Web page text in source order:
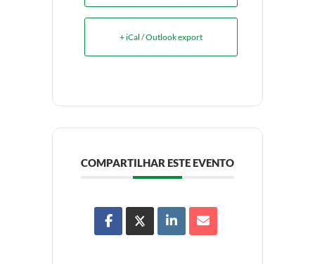
+ iCal / Outlook export
COMPARTILHAR ESTE EVENTO